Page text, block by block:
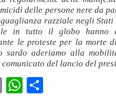
delle persone nere da
razziale negli
in tutto il globo hanno
le proteste per la morte
sardo aderiamo alla
del lancio del
EmailWhatsApp